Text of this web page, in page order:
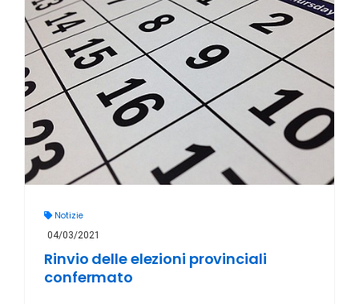
Notizie
04/03/2021
Rinvio delle elezioni provinciali
confermato